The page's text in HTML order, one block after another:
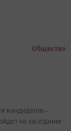
Общество
кандидатов –
на заседании